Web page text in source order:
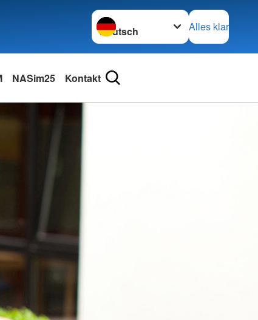
Sprache wechseln zu
Alles klar
NASim25 Kontakt